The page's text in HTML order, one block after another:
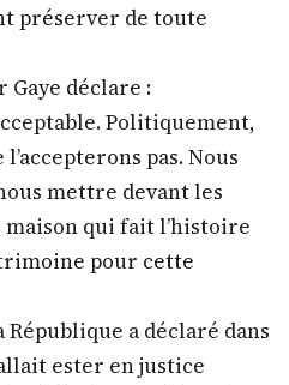
préserver de toute
Gaye déclare :
Politiquement,
pas. Nous
mettre devant les
qui fait l’histoire
pour cette
République a déclaré dans
ester en justice